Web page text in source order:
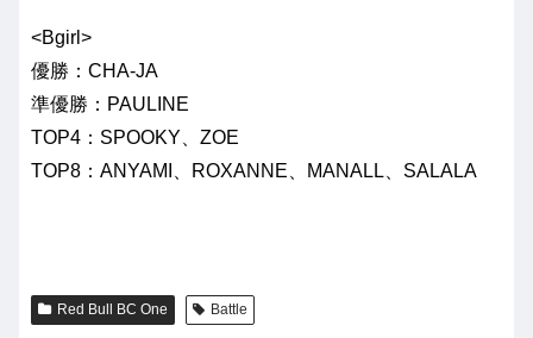
<Bgirl>
優勝：CHA-JA
準優勝：PAULINE
TOP4：SPOOKY、ZOE
TOP8：ANYAMI、ROXANNE、MANALL、SALALA
Red Bull BC One Battle